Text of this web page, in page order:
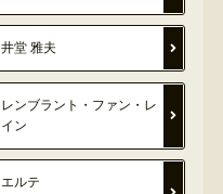
井堂 雅夫
レンブラント・ファン・レ
イン
エルテ